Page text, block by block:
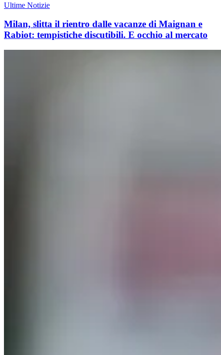
Ultime Notizie
Milan, slitta il rientro dalle vacanze di Maignan e
Rabiot: tempistiche discutibili. E occhio al mercato